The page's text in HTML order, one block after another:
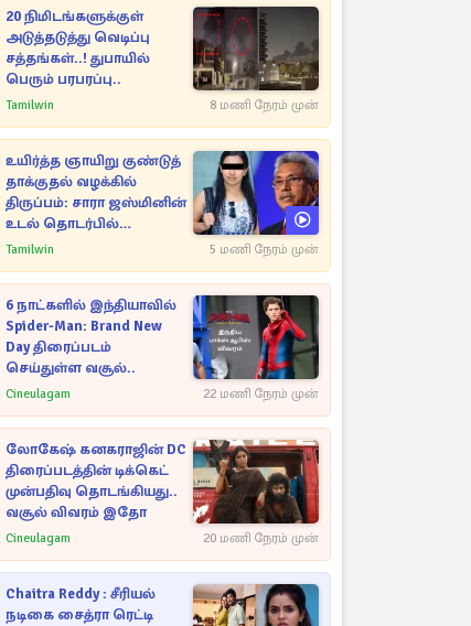
20 நிமிடங்களுக்குள்
அடுத்தடுத்து வெடிப்பு
சத்தங்கள்..! துபாயில்
பெரும் பரபரப்பு..
Tamilwin 8 மணி நேரம் முன்
உயிர்த்த ஞாயிறு குண்டுத்
தாக்குதல் வழக்கில்
திருப்பம்: சாரா ஜஸ்மினின்
உடல் தொடர்பில்
நீதிமன்றத்தில் வெளியான
Tamilwin 5 மணி நேரம் முன்
6 நாட்களில் இந்தியாவில்
Spider-Man: Brand New
Day திரைப்படம்
செய்துள்ள வசூல்..
Cineulagam 22 மணி நேரம் முன்
லோகேஷ் கனகராஜின் DC
திரைப்படத்தின் டிக்கெட்
முன்பதிவு தொடங்கியது..
வசூல் விவரம் இதோ
Cineulagam 20 மணி நேரம் முன்
Chaitra Reddy : சீரியல்
நடிகை சைத்ரா ரெட்டி